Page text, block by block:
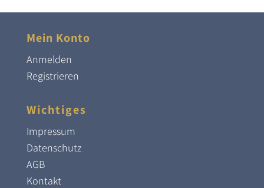
Mein Konto
Anmelden
Registrieren
Wichtiges
Impressum
Datenschutz
AGB
Kontakt